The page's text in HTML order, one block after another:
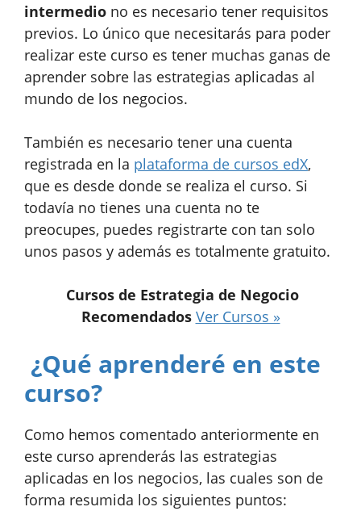
intermedio no es necesario tener requisitos
previos. Lo único que necesitarás para poder
realizar este curso es tener muchas ganas de
aprender sobre las estrategias aplicadas al
mundo de los negocios.
También es necesario tener una cuenta
registrada en la plataforma de cursos edX,
que es desde donde se realiza el curso. Si
todavía no tienes una cuenta no te
preocupes, puedes registrarte con tan solo
unos pasos y además es totalmente gratuito.
Cursos de Estrategia de Negocio
Recomendados Ver Cursos »
¿Qué aprenderé en este
curso?
Como hemos comentado anteriormente en
este curso aprenderás las estrategias
aplicadas en los negocios, las cuales son de
forma resumida los siguientes puntos: